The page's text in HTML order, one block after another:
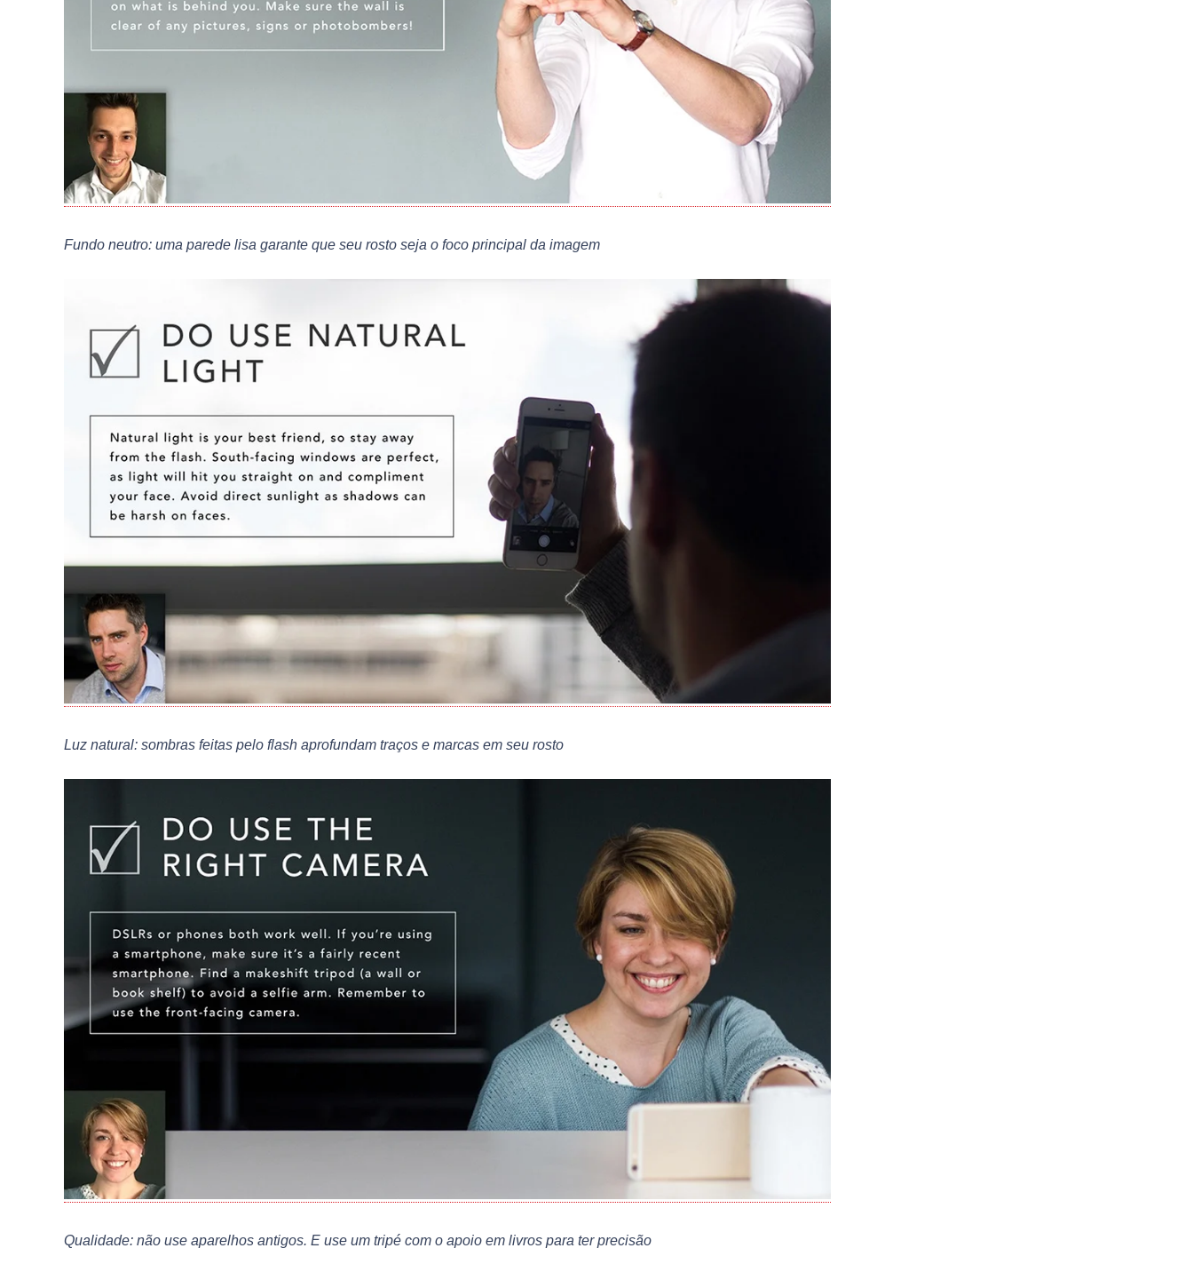
Fundo neutro: uma parede lisa garante que seu rosto seja o foco principal da imagem
Luz natural: sombras feitas pelo flash aprofundam traços e marcas em seu rosto
Qualidade: não use aparelhos antigos. E use um tripé com o apoio em livros para ter precisão